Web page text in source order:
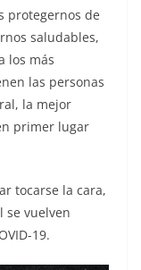
protegernos de
saludables,
los más
las personas
la mejor
primer lugar
tocarse la cara,
se vuelven
19.